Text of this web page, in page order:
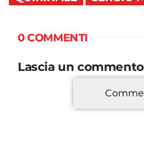
0 COMMENTI
Lascia un commento